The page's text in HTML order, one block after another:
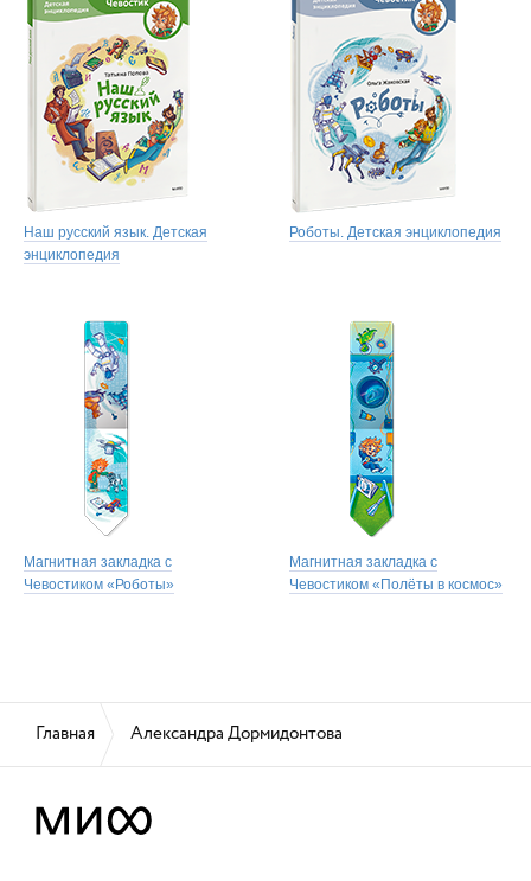
Наш русский язык. Детская
энциклопедия
Роботы. Детская энциклопедия
Магнитная закладка с
Чевостиком «Роботы»
Магнитная закладка с
Чевостиком «Полёты в космос»
Главная Александра Дормидонтова